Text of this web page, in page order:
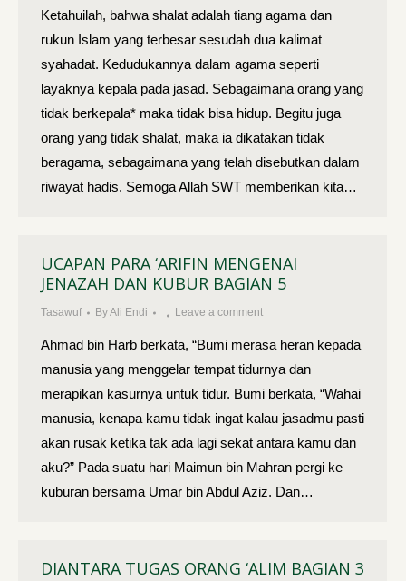
Ketahuilah, bahwa shalat adalah tiang agama dan
rukun Islam yang terbesar sesudah dua kalimat
syahadat. Kedudukannya dalam agama seperti
layaknya kepala pada jasad. Sebagaimana orang yang
tidak berkepala* maka tidak bisa hidup. Begitu juga
orang yang tidak shalat, maka ia dikatakan tidak
beragama, sebagaimana yang telah disebutkan dalam
riwayat hadis. Semoga Allah SWT memberikan kita…
UCAPAN PARA ‘ARIFIN MENGENAI
JENAZAH DAN KUBUR BAGIAN 5
Tasawuf ByAli Endi Leave a comment
Ahmad bin Harb berkata, “Bumi merasa heran kepada
manusia yang menggelar tempat tidurnya dan
merapikan kasurnya untuk tidur. Bumi berkata, “Wahai
manusia, kenapa kamu tidak ingat kalau jasadmu pasti
akan rusak ketika tak ada lagi sekat antara kamu dan
aku?” Pada suatu hari Maimun bin Mahran pergi ke
kuburan bersama Umar bin Abdul Aziz. Dan…
DIANTARA TUGAS ORANG ‘ALIM BAGIAN 3